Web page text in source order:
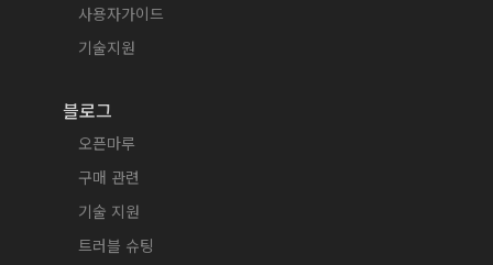
사용자가이드
기술지원
블로그
오픈마루
구매 관련
기술 지원
트러블 슈팅